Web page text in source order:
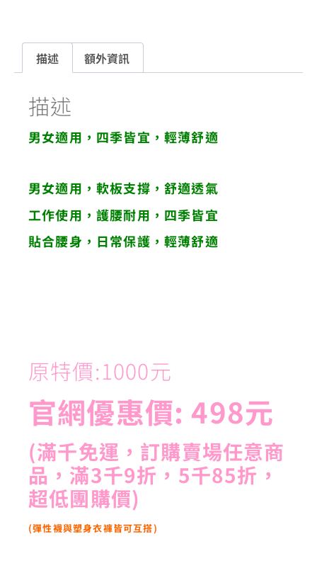
描述 額外資訊
描述
男女適用，四季皆宜，輕薄舒適
男女適用，軟板支撐，舒適透氣
工作使用，護腰耐用，四季皆宜
貼合腰身，日常保護，輕薄舒適
原特價:1000元
官網優惠價: 498元
(滿千免運，訂購賣場任意商
品，滿3千9折，5千85折，
超低團購價)
(彈性襪與塑身衣褲皆可互搭)